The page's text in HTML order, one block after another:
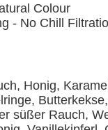
Colour
- No Chill
Honig,
süßer Rauch,